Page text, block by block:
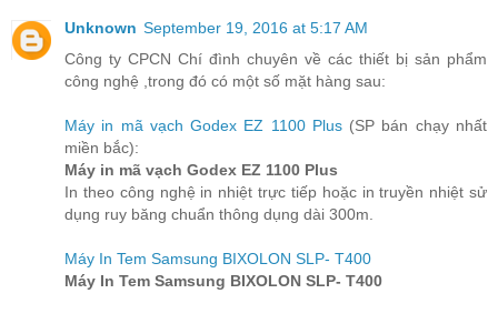
Unknown September 19, 2016 at 5:17 AM
Công ty CPCN Chí đình chuyên về các thiết bị sản phẩm
công nghệ ,trong đó có một số mặt hàng sau:
Máy in mã vạch Godex EZ 1100 Plus(SP bán chạy nhất
miền bắc):
Máy in mã vạch Godex EZ 1100 Plus
In theo công nghệ in nhiệt trực tiếp hoặc in truyền nhiệt sử
dụng ruy băng chuẩn thông dụng dài 300m.
Máy In Tem Samsung BIXOLON SLP- T400
Máy In Tem Samsung BIXOLON SLP- T400